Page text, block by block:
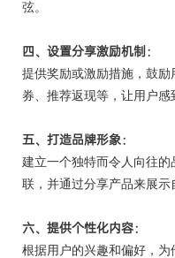
弦。
四、 设置分享激励机制：
提供奖励或激励措施，鼓
券、推荐返现等，让用户感
五、 打造品牌形象：
建立一个独特而令人向往
联，并通过分享产品来展示
六、 提供个性化内容：
根据用户的兴趣和偏好，